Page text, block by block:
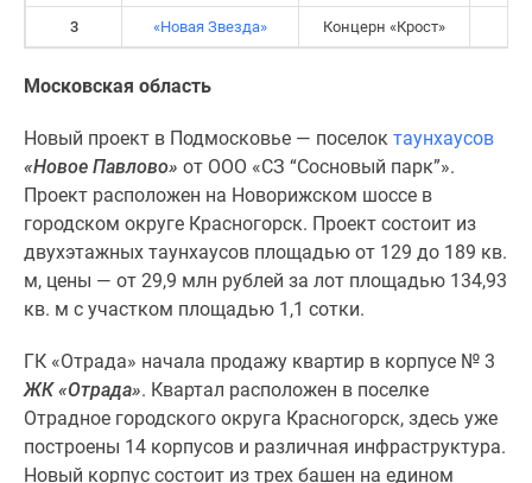
3 «Новая Звезда» Концерн «Крост»
Московская область
Новый проект в Подмосковье — поселок таунхаусов
«Новое Павлово» от ООО «СЗ “Сосновый парк”».
Проект расположен на Новорижском шоссе в
городском округе Красногорск. Проект состоит из
двухэтажных таунхаусов площадью от 129 до 189 кв.
м, цены — от 29,9 млн рублей за лот площадью 134,93
кв. м с участком площадью 1,1 сотки.
ГК «Отрада» начала продажу квартир в корпусе № 3
ЖК «Отрада». Квартал расположен в поселке
Отрадное городского округа Красногорск, здесь уже
построены 14 корпусов и различная инфраструктура.
Новый корпус состоит из трех башен на едином